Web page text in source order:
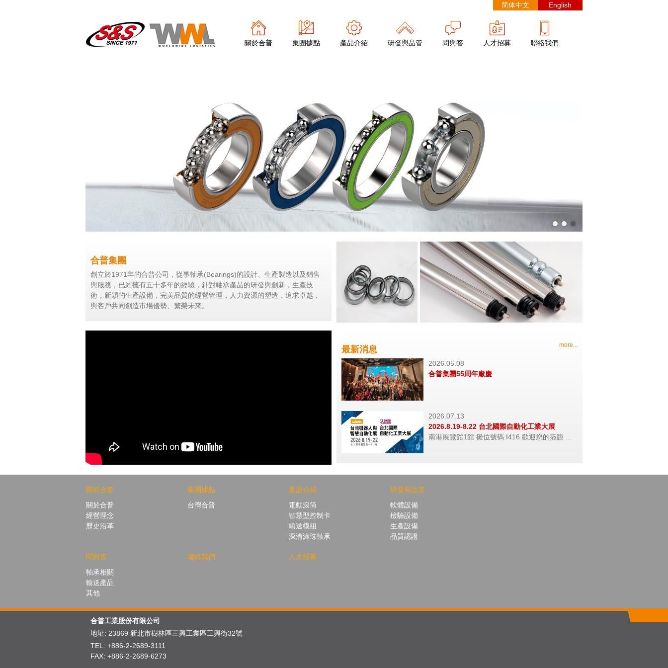
English
简体中文
關於合普 集團據點 產品介紹 研發與品管 問與答 人才招募 聯絡我們
合普集團
創立於1971年的合普公司，從事軸承(Bearings)的設計、生產製造以及銷售
與服務，已經擁有五十多年的經驗，針對軸承產品的研發與創新，生產技
術，新穎的生產設備，完美品質的經營管理，人力資源的塑造，追求卓越，
與客戶共同創造市場優勢、繁榮未來。
最新消息 more...
2026.05.08
合普集團55周年廠慶
2026.07.13
2026.8.19-8.22 台北國際自動化工業大展
南港展覽館1館 攤位號碼:I416 歡迎您的蒞臨 ...
關於合普
關於合普
經營理念
歷史沿革
集團據點
台灣合普
產品介紹
電動滾筒
智慧型控制卡
輸送模組
深溝滾珠軸承
研發與品管
軟體設備
檢驗設備
生產設備
品質認證
問與答
軸承相關
輸送產品
其他
聯絡我們 人才招募
合普工業股份有限公司
地址: 23869 新北市樹林區三興工業區工興街32號
TEL: +886-2-2689-3111
FAX: +886-2-2689-6273